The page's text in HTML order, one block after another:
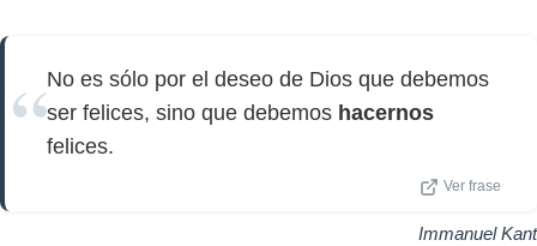
No es sólo por el deseo de Dios que debemos
ser felices, sino que debemos hacernos
felices.
Ver frase
Immanuel Kant